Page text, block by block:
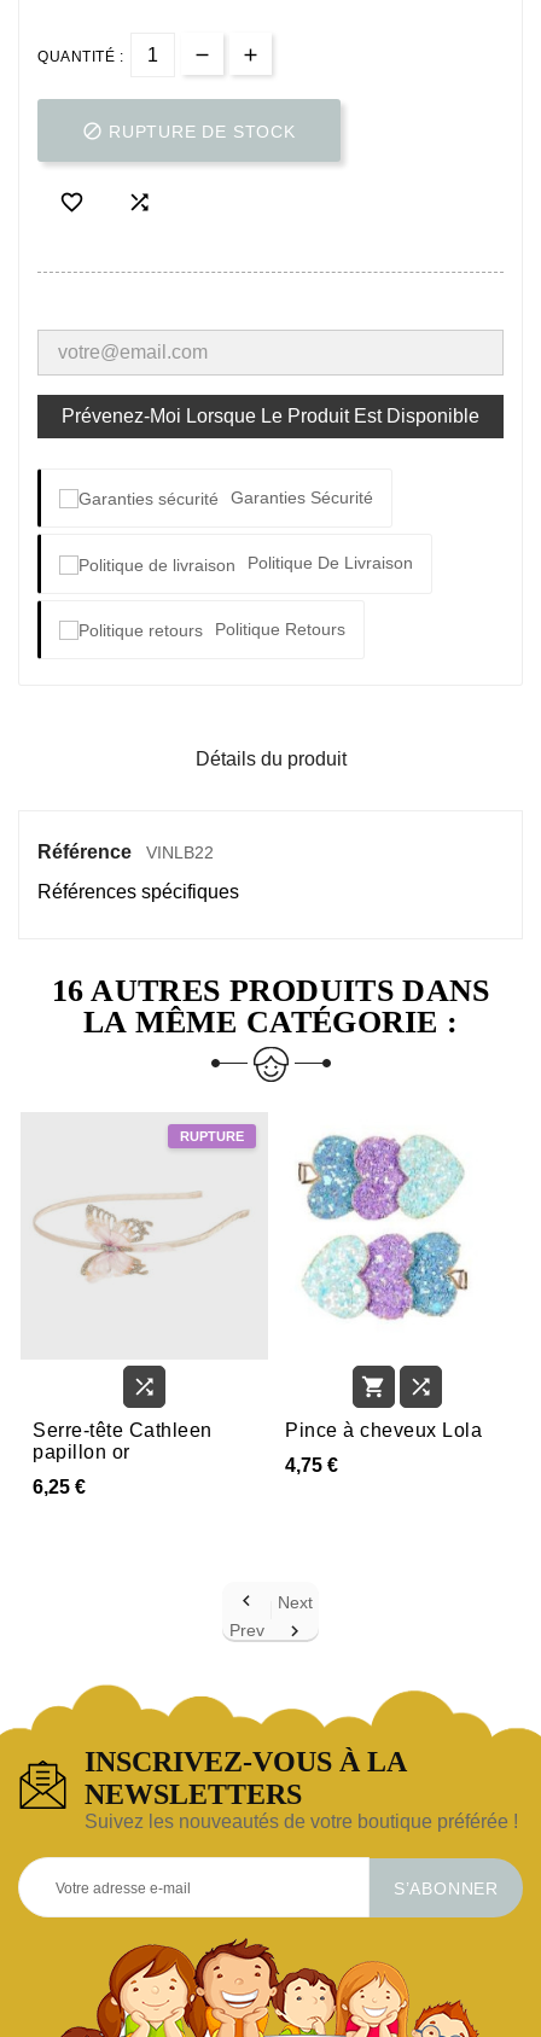
QUANTITÉ :
 RUPTURE DE STOCK
 
Prévenez-Moi Lorsque Le Produit Est Disponible
Garanties Sécurité
Politique De Livraison
Politique Retours
Détails du produit
Référence VINLB22
Références spécifiques
16 AUTRES PRODUITS DANS
LA MÊME CATÉGORIE :

Serre-tête Cathleen
papillon or
6,25 €
 
Pince à cheveux Lola
4,75 €

Prev
Next

INSCRIVEZ-VOUS À LA
NEWSLETTERS
Suivez les nouveautés de votre boutique préférée !
S’ABONNER